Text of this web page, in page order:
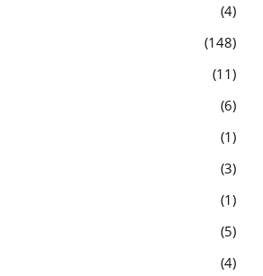
4
148
11
6
1
3
1
5
4